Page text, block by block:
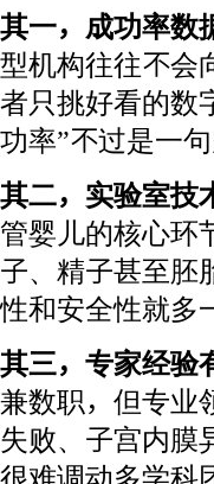
其一，成功率数
型机构往往不会
者只挑好看的数
功率”不过是一句
其二，实验室技
管婴儿的核心环
子、精子甚至胚
性和安全性就多
其三，专家经验
兼数职，但专业
失败、子宫内膜
很难调动多学科